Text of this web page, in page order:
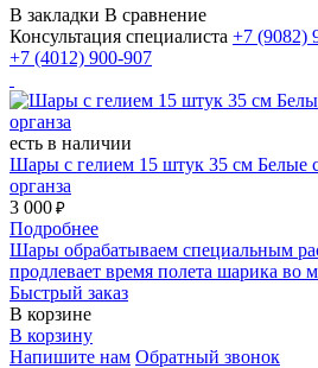
В закладки В сравнение
Консультация специалиста +7 (9082)
+7 (4012) 900-907
есть в наличии
Шары с гелием 15 штук 35 см Белые
органза
3 000 ₽
Подробнее
Шары обрабатываем специальным
продлевает время полета шарика во
Быстрый заказ
В корзине
В корзину
Напишите нам Обратный звонок